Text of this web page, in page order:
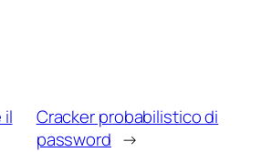
il
Cracker probabilistico di
password →